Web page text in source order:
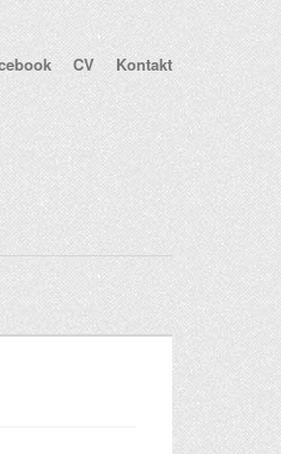
CV Kontakt